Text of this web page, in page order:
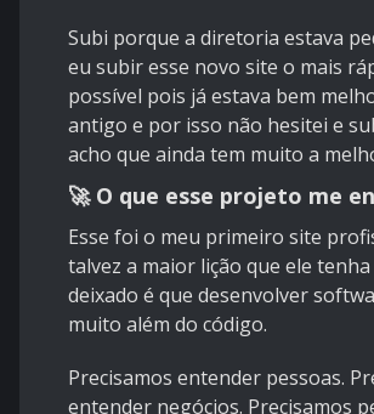
Subi porque a diretoria estava
eu subir esse novo site o mais
possível pois já estava bem
antigo e por isso não hesitei e
acho que ainda tem muito a
🚀 O que esse projeto me
Esse foi o meu primeiro site
talvez a maior lição que ele tenha
deixado é que desenvolver
muito além do código.
Precisamos entender pessoas.
entender negócios. Precisamos